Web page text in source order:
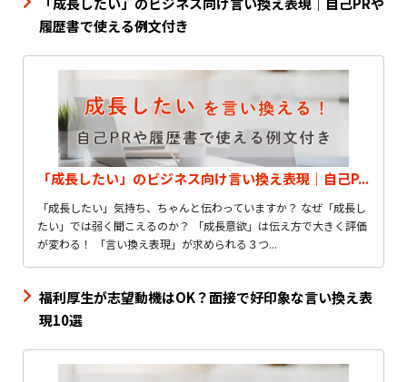
履歴書で使える例文付き
「成長したい」のビジネス向け言い換え表現｜自己P...
「成長したい」気持ち、ちゃんと伝わっていますか？ なぜ「成長し
たい」では弱く聞こえるのか？ 「成長意欲」は伝え方で大きく評価
が変わる！ 「言い換え表現」が求められる３つ...
福利厚生が志望動機はOK？面接で好印象な言い換え表
現10選